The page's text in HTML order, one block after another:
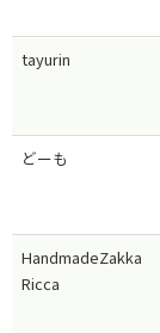
tayurin
どーも
HandmadeZakka
Ricca